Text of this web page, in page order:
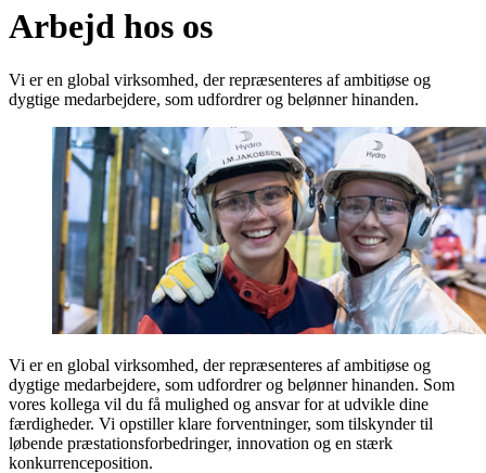
Arbejd hos os
Vi er en global virksomhed, der repræsenteres af ambitiøse og
dygtige medarbejdere, som udfordrer og belønner hinanden.
Vi er en global virksomhed, der repræsenteres af ambitiøse og
dygtige medarbejdere, som udfordrer og belønner hinanden. Som
vores kollega vil du få mulighed og ansvar for at udvikle dine
færdigheder. Vi opstiller klare forventninger, som tilskynder til
løbende præstationsforbedringer, innovation og en stærk
konkurrenceposition.